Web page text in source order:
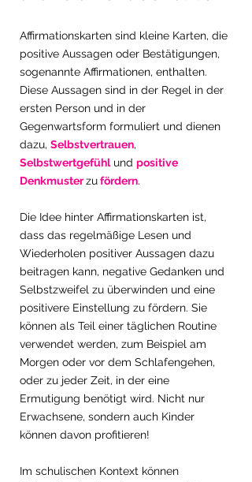
Affirmationskarten sind kleine Karten, die
positive Aussagen oder Bestätigungen,
sogenannte Affirmationen, enthalten.
Diese Aussagen sind in der Regel in der
ersten Person und in der
Gegenwartsform formuliert und dienen
dazu, Selbstvertrauen,
Selbstwertgefühl und positive
Denkmuster zu fördern.
Die Idee hinter Affirmationskarten ist,
dass das regelmäßige Lesen und
Wiederholen positiver Aussagen dazu
beitragen kann, negative Gedanken und
Selbstzweifel zu überwinden und eine
positivere Einstellung zu fördern. Sie
können als Teil einer täglichen Routine
verwendet werden, zum Beispiel am
Morgen oder vor dem Schlafengehen,
oder zu jeder Zeit, in der eine
Ermutigung benötigt wird. Nicht nur
Erwachsene, sondern auch Kinder
können davon profitieren!
Im schulischen Kontext können